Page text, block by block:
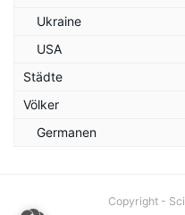
Ukraine
USA
Städte
Völker
Germanen
Copyright -